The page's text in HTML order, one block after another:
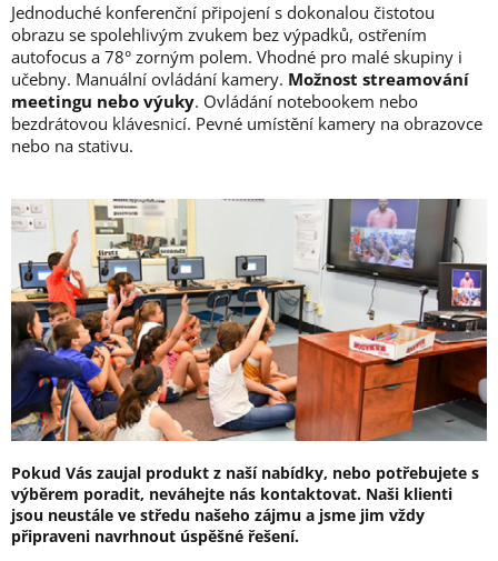
Jednoduché konferenční připojení s dokonalou čistotou
obrazu se spolehlivým zvukem bez výpadků, ostřením
autofocus a 78° zorným polem. Vhodné pro malé skupiny i
učebny. Manuální ovládání kamery. Možnost streamování
meetingu nebo výuky. Ovládání notebookem nebo
bezdrátovou klávesnicí. Pevné umístění kamery na obrazovce
nebo na stativu.
Pokud Vás zaujal produkt z naší nabídky, nebo potřebujete s
výběrem poradit, neváhejte nás kontaktovat. Naši klienti
jsou neustále ve středu našeho zájmu a jsme jim vždy
připraveni navrhnout úspěšné řešení.